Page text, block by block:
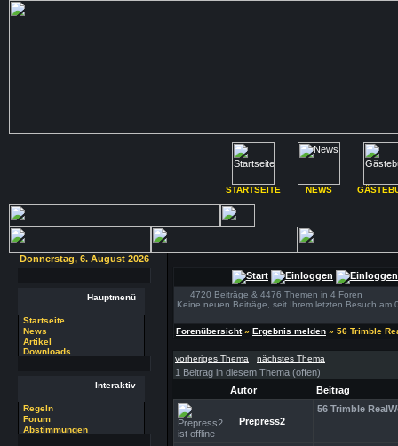
STARTSEITE NEWS
Donnerstag, 6. August 2026
Hauptmenü
Startseite
News
Artikel
Downloads
Interaktiv
Regeln
Forum
Abstimmungen
4720 Beiträge & 4476 Themen in 4 Foren
Keine neuen Beiträge, seit Ihrem letzten Besuch am
Forenübersicht» Ergebnis melden » 56 Trimble
vorheriges Thema nächstes Thema
1 Beitrag in diesem Thema (offen)
Autor
Beitrag
Prepress2
56 Trimble